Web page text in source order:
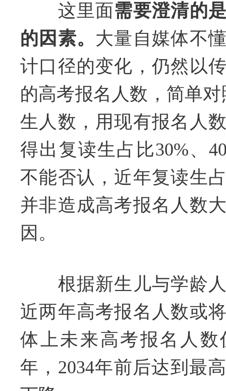
这里面需要澄清的
的因素。 大量自媒体不
计口径的变化，仍然以
的高考报名人数，简单
生人数，用现有报名人
得出复读生占比30%、
不能否认，近年复读生
并非造成高考报名人数
因。
根据新生儿与学龄人
近两年高考报名人数或
体上未来高考报名人数
年，2034年前后达到最